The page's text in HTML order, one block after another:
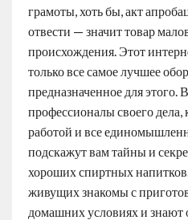
грамоты, хоть бы, акт
отвести — значит товар
происхождения. Этот
только все самое лучшее
предназначенное для
профессионалы своего дела,
работой и все
подскажут вам тайны и
хороших спиртных
живущих знакомы с
домашних условиях и знают